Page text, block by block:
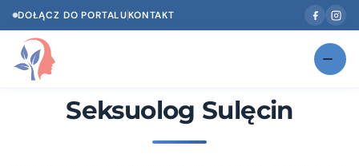
DOŁĄCZ DO PORTALUKONTAKT
Znajdź swojego specjalistęNOWOŚĆ
Seksuolog Sulęcin